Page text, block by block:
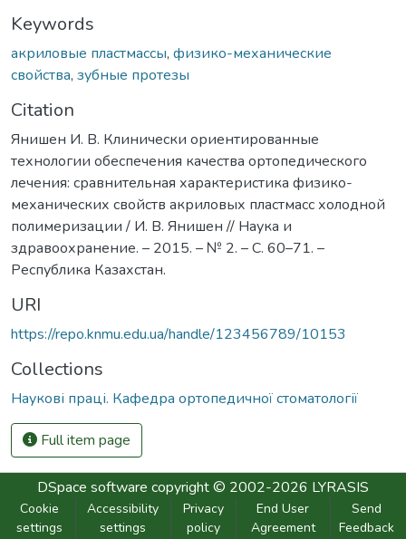
Keywords
акриловые пластмассы, физико-механические
свойства, зубные протезы
Citation
Янишен И. В. Клинически ориентированные
технологии обеспечения качества ортопедического
лечения: сравнительная характеристика физико-
механических свойств акриловых пластмасс холодной
полимеризации / И. В. Янишен // Наука и
здравоохранение. – 2015. – № 2. – С. 60–71. –
Республика Казахстан.
URI
https://repo.knmu.edu.ua/handle/123456789/10153
Collections
Наукові праці. Кафедра ортопедичної стоматології
Full item page
DSpace software copyright © 2002-2026 LYRASIS
Cookie
settings
Accessibility
settings
Privacy
policy
End User
Agreement
Send
Feedback